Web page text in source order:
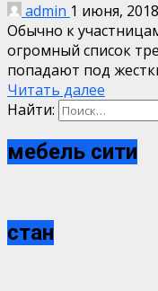
admin 1 июня, 2018
Обычно к
огромный список
попадают под
Читать далее
Найти:
мебель сити
стан